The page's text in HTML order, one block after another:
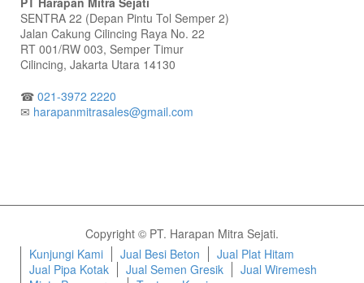
SENTRA 22 (Depan Pintu Tol Semper 2)
Jalan Cakung Cilincing Raya No. 22
RT 001/RW 003, Semper Timur
Cilincing, Jakarta Utara 14130
☎ 021-3972 2220
✉ harapanmitrasales@gmail.com
Copyright © PT. Harapan Mitra Sejati.
Kunjungi Kami
Jual Besi Beton
Jual Plat Hitam
Jual Pipa Kotak
Jual Semen Gresik
Jual Wiremesh